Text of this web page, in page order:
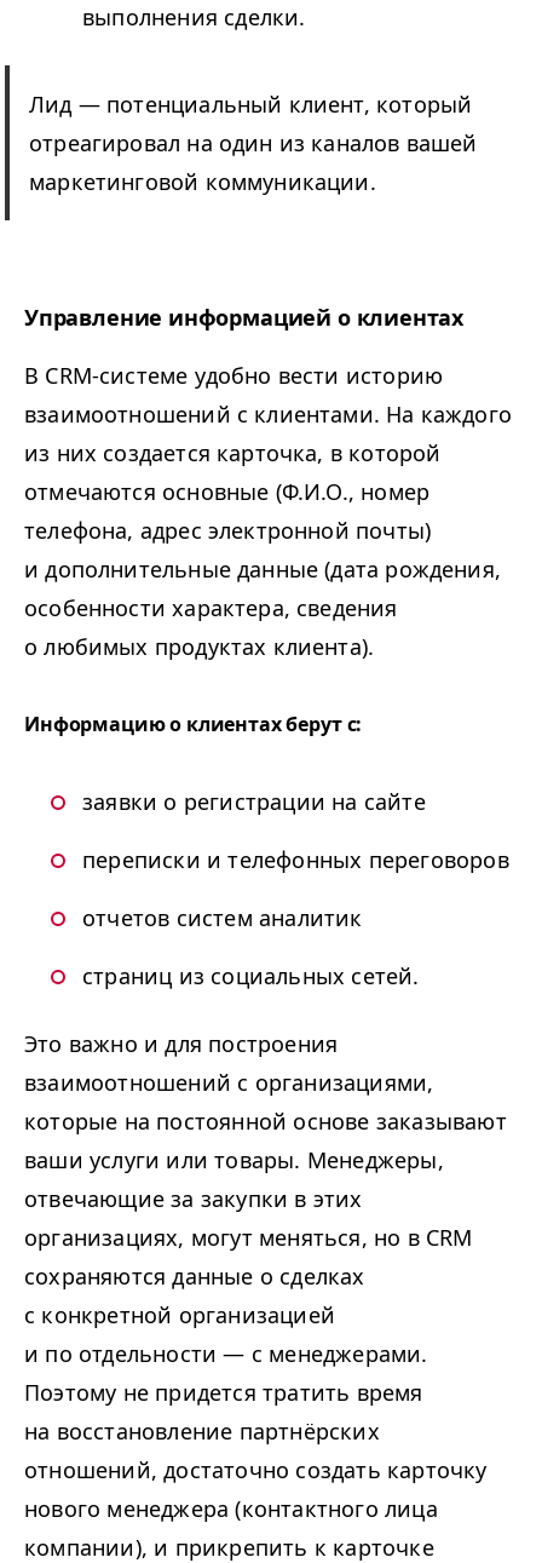
выполнения сделки.
Лид — потенциальный клиент, который
отреагировал на один из каналов вашей
маркетинговой коммуникации.
Управление информацией о клиентах
В CRM-системе удобно вести историю
взаимоотношений с клиентами. На каждого
из них создается карточка, в которой
отмечаются основные (Ф.И.О., номер
телефона, адрес электронной почты)
и дополнительные данные (дата рождения,
особенности характера, сведения
о любимых продуктах клиента).
Информацию о клиентах берут с:
заявки о регистрации на сайте
переписки и телефонных переговоров
отчетов систем аналитик
страниц из социальных сетей.
Это важно и для построения
взаимоотношений с организациями,
которые на постоянной основе заказывают
ваши услуги или товары. Менеджеры,
отвечающие за закупки в этих
организациях, могут меняться, но в CRM
сохраняются данные о сделках
с конкретной организацией
и по отдельности — с менеджерами.
Поэтому не придется тратить время
на восстановление партнёрских
отношений, достаточно создать карточку
нового менеджера (контактного лица
компании), и прикрепить к карточке